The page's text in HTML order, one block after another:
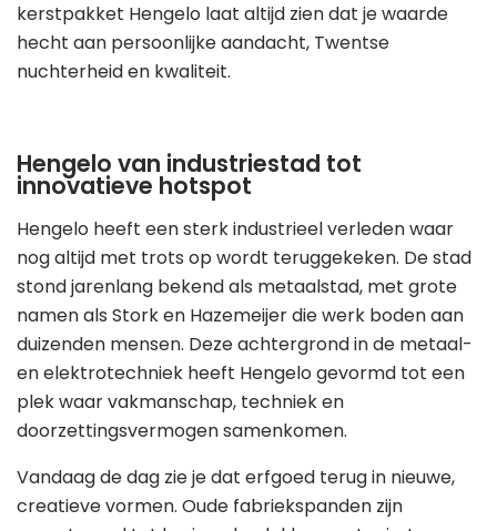
kerstpakket Hengelo laat altijd zien dat je waarde
hecht aan persoonlijke aandacht, Twentse
nuchterheid en kwaliteit.
Hengelo van industriestad tot
innovatieve hotspot
Hengelo heeft een sterk industrieel verleden waar
nog altijd met trots op wordt teruggekeken. De stad
stond jarenlang bekend als metaalstad, met grote
namen als Stork en Hazemeijer die werk boden aan
duizenden mensen. Deze achtergrond in de metaal-
en elektrotechniek heeft Hengelo gevormd tot een
plek waar vakmanschap, techniek en
doorzettingsvermogen samenkomen.
Vandaag de dag zie je dat erfgoed terug in nieuwe,
creatieve vormen. Oude fabriekspanden zijn